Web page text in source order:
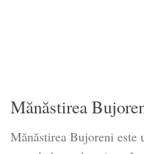
Mănăstirea
Mănăstirea Bujoreni este